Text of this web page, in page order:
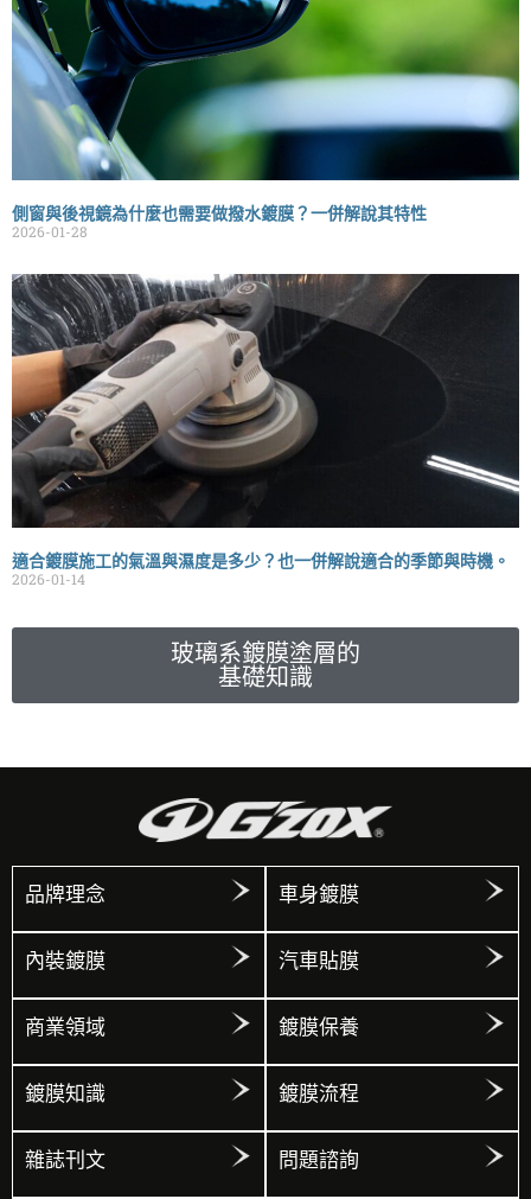
側窗與後視鏡為什麼也需要做撥水鍍膜？一併解說其特性
2026-01-28
適合鍍膜施工的氣溫與濕度是多少？也一併解說適合的季節與時機。
2026-01-14
玻璃系鍍膜塗層的
基礎知識
品牌理念 車身鍍膜
內裝鍍膜 汽車貼膜
商業領域 鍍膜保養
鍍膜知識 鍍膜流程
雜誌刊文 問題諮詢